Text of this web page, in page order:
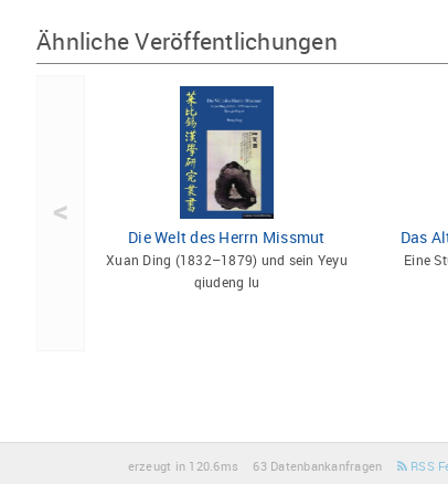
Ähnliche Veröffentlichungen
Die Welt des Herrn Missmut
Xuan Ding (1832–1879) und sein Yeyu
qiudeng lu
Das
Eine
<
erzeugt in 120.6ms 63 Datenbankanfragen RSS